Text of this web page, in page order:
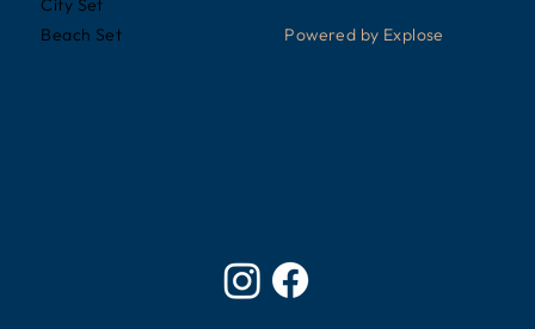
City Set
Beach Set
Powered by Explose